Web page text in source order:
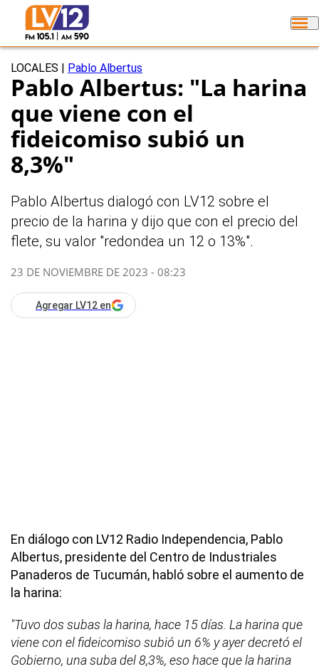
LOCALES Pablo Albertus
Pablo Albertus: "La harina
que viene con el
fideicomiso subió un
8,3%"
Pablo Albertus dialogó con LV12 sobre el
precio de la harina y dijo que con el precio del
flete, su valor "redondea un 12 o 13%".
23 DE NOVIEMBRE DE 2023 - 08:23
Agregar LV12 en
En diálogo con LV12 Radio Independencia, Pablo
Albertus, presidente del Centro de Industriales
Panaderos de Tucumán, habló sobre el aumento de
la harina:
"Tuvo dos subas la harina, hace 15 días. La harina que
viene con el fideicomiso subió un 6% y ayer decretó el
Gobierno, una suba del 8,3%, eso hace que la harina